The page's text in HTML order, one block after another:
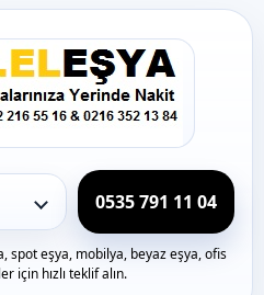
0535 791 11 04
spot eşya, mobilya, beyaz eşya, ofis
için hızlı teklif alın.